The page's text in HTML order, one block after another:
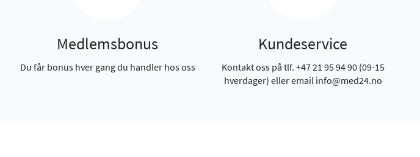
Medlemsbonus
Du får bonus hver gang du handler hos oss
Kundeservice
Kontakt oss på tlf. +47 21 95 94 90 (09-15
hverdager) eller email info@med24.no